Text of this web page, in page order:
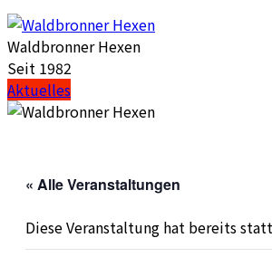
Waldbronner Hexen
Seit 1982
Aktuelles
« Alle Veranstaltungen
Diese Veranstaltung hat bereits